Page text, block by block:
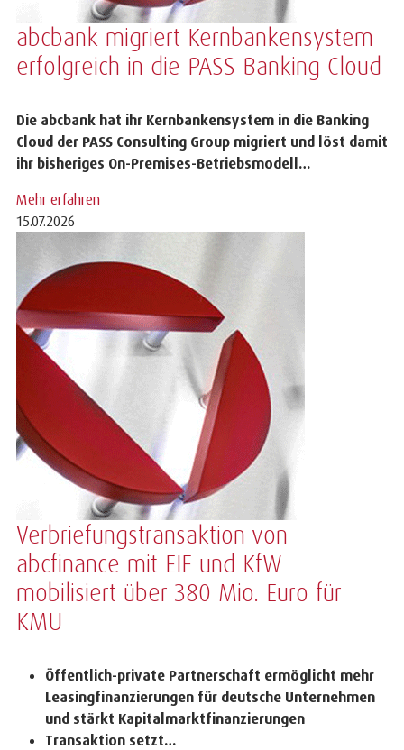
abcbank migriert Kernbankensystem
erfolgreich in die PASS Banking Cloud
Die abcbank hat ihr Kernbankensystem in die Banking
Cloud der PASS Consulting Group migriert und löst damit
ihr bisheriges On-Premises-Betriebsmodell…
Mehr erfahren
15.07.2026
Verbriefungstransaktion von
abcfinance mit EIF und KfW
mobilisiert über 380 Mio. Euro für
KMU
Öffentlich-private Partnerschaft ermöglicht mehr
Leasingfinanzierungen für deutsche Unternehmen
und stärkt Kapitalmarktfinanzierungen
Transaktion setzt…